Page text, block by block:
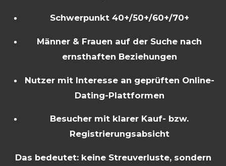
Schwerpunkt 40+/50+/60+/70+
Männer & Frauen auf der Suche nach
ernsthaften Beziehungen
Nutzer mit Interesse an geprüften Online-
Dating-Plattformen
Besucher mit klarer Kauf- bzw.
Registrierungsabsicht
Das bedeutet: keine Streuverluste, sondern